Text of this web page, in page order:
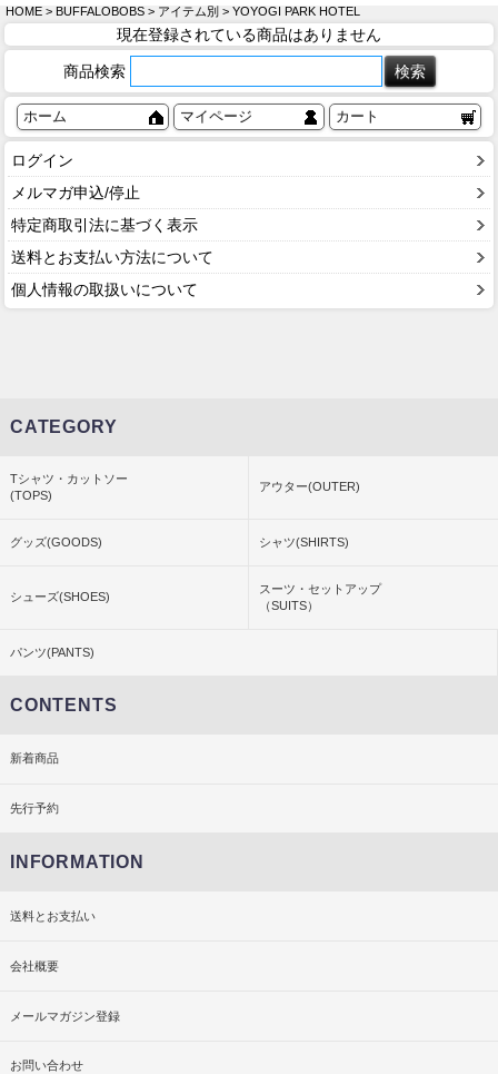
HOME > BUFFALOBOBS > アイテム別 > YOYOGI PARK HOTEL
現在登録されている商品はありません
商品検索
ホーム マイページ カート
ログイン
メルマガ申込/停止
特定商取引法に基づく表示
送料とお支払い方法について
個人情報の取扱いについて
CATEGORY
Tシャツ・カットソー
(TOPS)
アウター(OUTER)
グッズ(GOODS) シャツ(SHIRTS)
シューズ(SHOES)
スーツ・セットアップ
（SUITS）
パンツ(PANTS)
CONTENTS
新着商品
先行予約
INFORMATION
送料とお支払い
会社概要
メールマガジン登録
お問い合わせ